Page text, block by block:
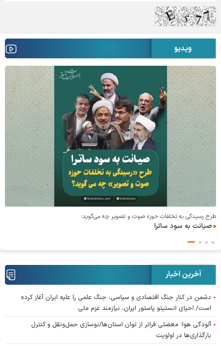
ویدیو
طرح رسیدگی به تخلفات حوزه صوت و‌ تصویر چه می‌گوید؛
صیانت به سود ساترا
آخرین اخبار
دشمن در کنار جنگ اقتصادی و سیاسی، جنگ علمی را علیه ایران آغاز کرده
است/ احیای انستیتو پاستور ایران، نیازمند عزم ملی
آلودگی هوا؛ معضلی فراتر از توان استان‌ها/نوسازی حمل‌ونقل و کنترل
بارگذاری‌ها در اولویت